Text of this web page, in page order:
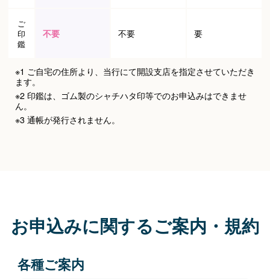
ご
印
鑑
不要 不要 要
※1 ご自宅の住所より、当行にて開設支店を指定させていただき
ます。
※2 印鑑は、ゴム製のシャチハタ印等でのお申込みはできませ
ん。
※3 通帳が発行されません。
お申込みに関するご案内・規約
各種ご案内